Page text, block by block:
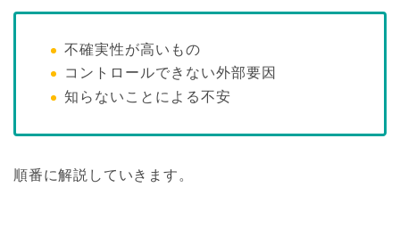
不確実性が高いもの
コントロールできない外部要因
知らないことによる不安
順番に解説していきます。